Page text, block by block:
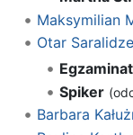
Maksymilian
Otar Saralidze
Spiker
Barbara